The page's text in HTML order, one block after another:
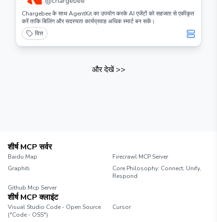
Chargebee के साथ AgentKit का उपयोग करके AI एजेंटों को सहजता से एकीकृत
करें ताकि बिलिंग और सदस्यता कार्यप्रवाह अधिक स्मार्ट बन सकें।
वित्त
और देखें>>
शीर्ष MCP सर्वर
Baidu Map
Firecrawl MCP Server
Graphiti
Core Philosophy: Connect, Unify,
Respond
Github Mcp Server
शीर्ष MCP क्लाइंट
Visual Studio Code - Open Source
("Code - OSS")
Cursor